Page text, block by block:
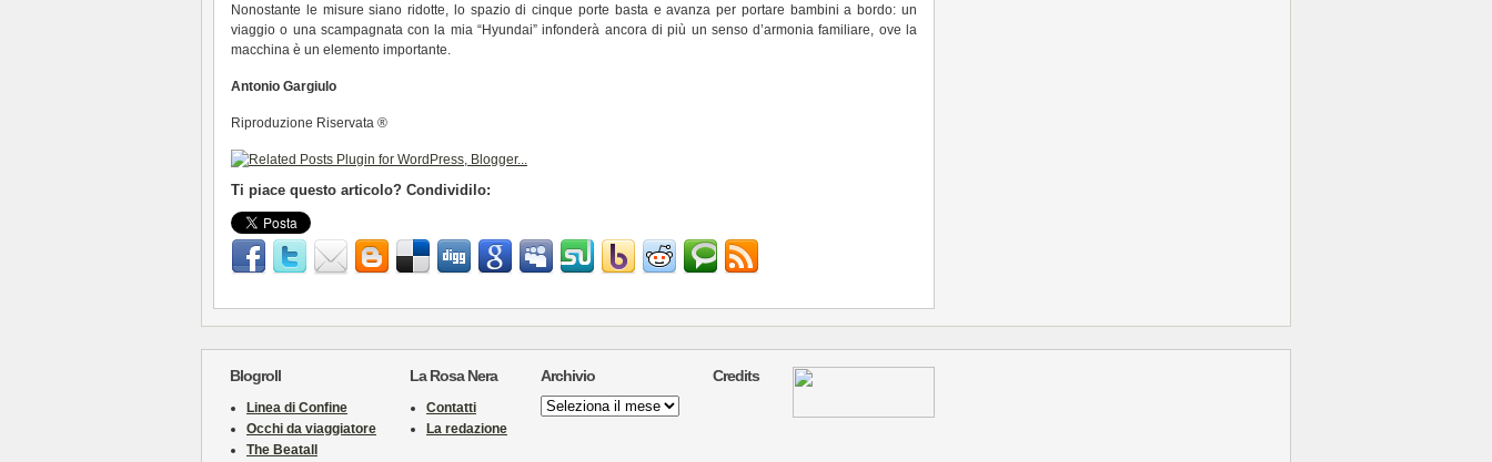
Nonostante le misure siano ridotte, lo spazio di cinque porte basta e avanza per portare bambini a bordo: un
viaggio o una scampagnata con la mia “Hyundai” infonderà ancora di più un senso d’armonia familiare, ove la
macchina è un elemento importante.
Antonio Gargiulo
Riproduzione Riservata ®
Ti piace questo articolo? Condividilo:
Blogroll
Linea di Confine
Occhi da viaggiatore
The Beatall
La Rosa Nera
Contatti
La redazione
Archivio
Archivio
Credits